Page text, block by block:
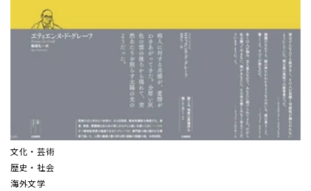
文化・芸術
歴史・社会
海外文学